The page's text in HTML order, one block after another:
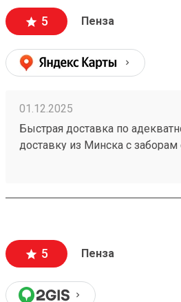
5 Пенза
01.12.2025
Быстрая доставка по
доставку из Минска с заборам
5 Пенза